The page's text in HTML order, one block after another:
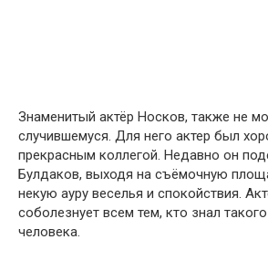
Знаменитый актёр Носков, также не
случившемуся. Для него актер был
прекрасным коллегой. Недавно он
Булдаков, выходя на съёмочную
некую ауру веселья и спокойствия.
соболезнует всем тем, кто знал
человека.